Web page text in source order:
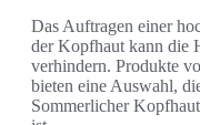
Das Auftragen einer
der Kopfhaut kann die
verhindern. Produkte
bieten eine Auswahl,
Sommerlicher